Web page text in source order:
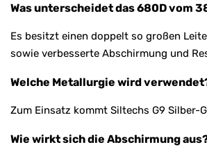
Was unterscheidet das 680D vom
Es besitzt einen doppelt so großen
sowie verbesserte Abschirmung und
Welche Metallurgie wird
Zum Einsatz kommt Siltechs G9 Silber-
Wie wirkt sich die Abschirmung